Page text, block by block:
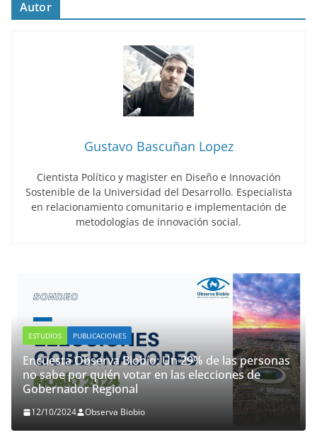
Autor
Gustavo Bascuñan Lopez
Cientista Político y magister en Diseño e Innovación
Sostenible de la Universidad del Desarrollo. Especialista
en relacionamiento comunitario e implementación de
metodologías de innovación social.
ESTUDIOS PUBLICACIONES
Encuesta Observa Biobío: Un 29% de las personas
no sabe por quién votar en las elecciones de
Gobernador Regional
12/10/2024 Observa Biobio